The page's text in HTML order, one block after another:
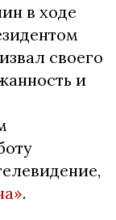
в ходе
своего
и
.